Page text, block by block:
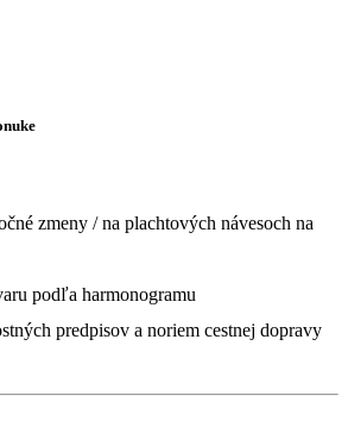
zmeny / na plachtových návesoch na
podľa harmonogramu
predpisov a noriem cestnej dopravy